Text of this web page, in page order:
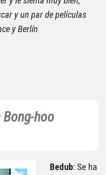
y un par de películas
y Berlín
Bong-hoo
Bedub: Se ha